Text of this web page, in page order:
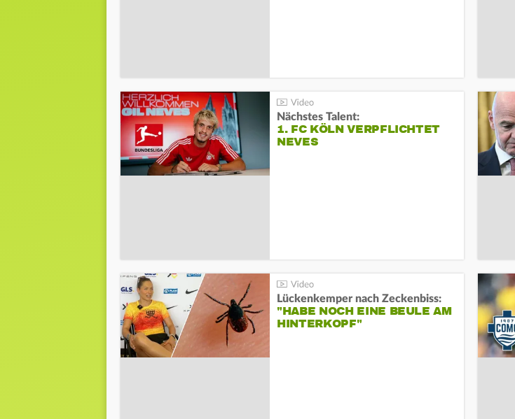
Nächstes Talent:
1. FC KÖLN VERPFLICHTET
NEVES
Lückenkemper nach Zeckenbiss:
"HABE NOCH EINE BEULE AM
HINTERKOPF"